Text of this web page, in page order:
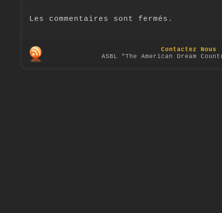
Les commentaires sont fermés.
Contactez Nous
ASBL "The American Dream